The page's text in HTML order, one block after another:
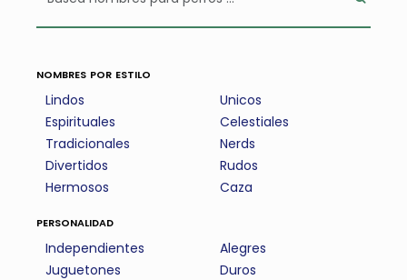
nombres por estilo
Lindos
Espirituales
Tradicionales
Divertidos
Hermosos
Unicos
Celestiales
Nerds
Rudos
Caza
personalidad
Independientes
Juguetones
Alegres
Duros